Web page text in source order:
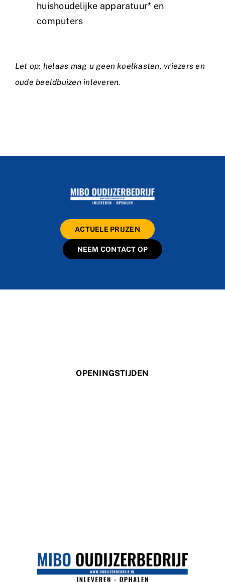
huishoudelijke apparatuur* en
computers
Let op: helaas mag u geen koelkasten, vriezers en
oude beeldbuizen inleveren.
ACTUELE PRIJZEN
NEEM CONTACT OP
OPENINGSTIJDEN